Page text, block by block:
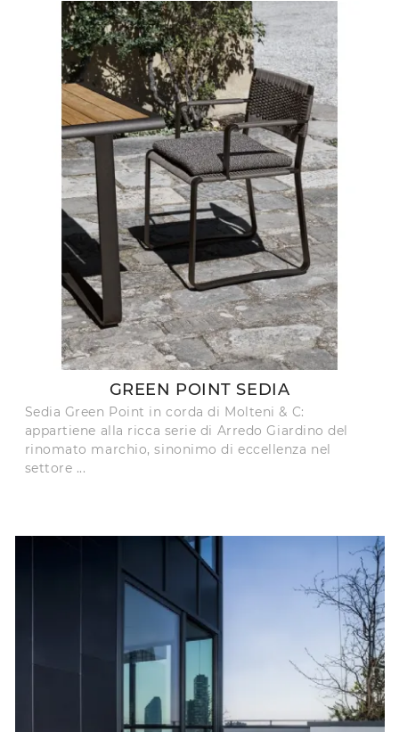
GREEN POINT SEDIA
Sedia Green Point in corda di Molteni & C:
appartiene alla ricca serie di Arredo Giardino del
rinomato marchio, sinonimo di eccellenza nel
settore ...